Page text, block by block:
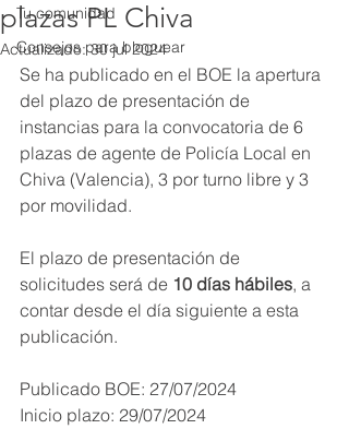
Tu comunidad
Consejos para bloguear
plazas PL Chiva
Actualizado:30 jul 2024
Se ha publicado en el BOE la apertura
del plazo de presentación de
instancias para la convocatoria de 6
plazas de agente de Policía Local en
Chiva (Valencia), 3 por turno libre y 3
por movilidad.
El plazo de presentación de
solicitudes será de 10 días hábiles, a
contar desde el día siguiente a esta
publicación.
Publicado BOE: 27/07/2024
Inicio plazo: 29/07/2024